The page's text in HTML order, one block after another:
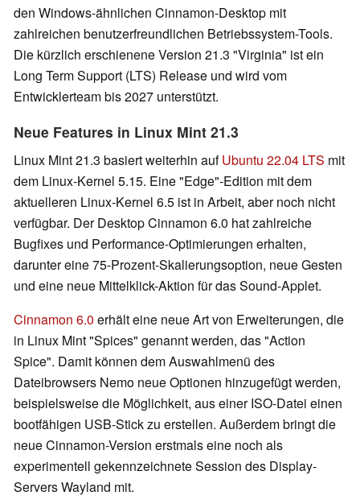
den Windows-ähnlichen Cinnamon-Desktop mit
zahlreichen benutzerfreundlichen Betriebssystem-Tools.
Die kürzlich erschienene Version 21.3 "Virginia" ist ein
Long Term Support (LTS) Release und wird vom
Entwicklerteam bis 2027 unterstützt.
Neue Features in Linux Mint 21.3
Linux Mint 21.3 basiert weiterhin aufUbuntu 22.04 LTS mit
dem Linux-Kernel 5.15. Eine "Edge"-Edition mit dem
aktuelleren Linux-Kernel 6.5 ist in Arbeit, aber noch nicht
verfügbar. Der Desktop Cinnamon 6.0 hat zahlreiche
Bugfixes und Performance-Optimierungen erhalten,
darunter eine 75-Prozent-Skalierungsoption, neue Gesten
und eine neue Mittelklick-Aktion für das Sound-Applet.
Cinnamon 6.0 erhält eine neue Art von Erweiterungen, die
in Linux Mint "Spices" genannt werden, das "Action
Spice". Damit können dem Auswahlmenü des
Dateibrowsers Nemo neue Optionen hinzugefügt werden,
beispielsweise die Möglichkeit, aus einer ISO-Datei einen
bootfähigen USB-Stick zu erstellen. Außerdem bringt die
neue Cinnamon-Version erstmals eine noch als
experimentell gekennzeichnete Session des Display-
Servers Wayland mit.